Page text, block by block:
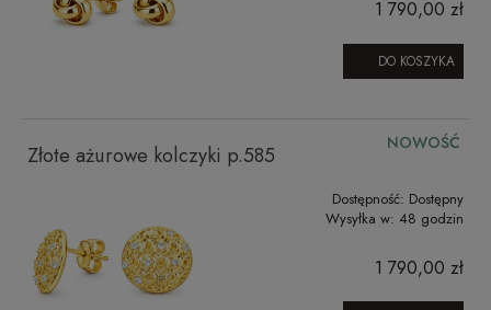
1 790,00 zł
DO KOSZYKA
Złote ażurowe kolczyki p.585
Dostępność: Dostępny
Wysyłka w: 48 godzin
1 790,00 zł
NOWOŚĆ